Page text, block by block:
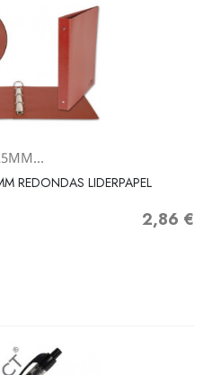
REDONDAS LIDERPAPEL
Precio
2,86 €